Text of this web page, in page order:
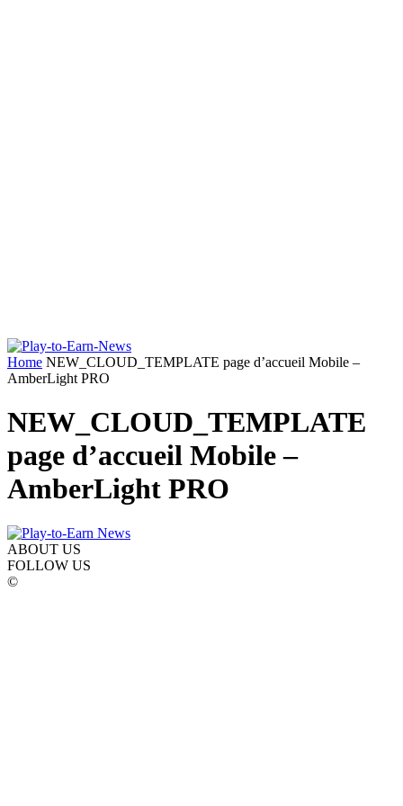
Home NEW_CLOUD_TEMPLATE page d’accueil Mobile –
AmberLight PRO
NEW_CLOUD_TEMPLATE
page d’accueil Mobile –
AmberLight PRO
ABOUT US
FOLLOW US
©